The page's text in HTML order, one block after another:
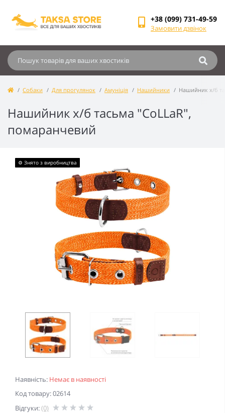
+38 (099) 731-49-59
Замовити дзвінок
Собаки Для прогулянок Амуніція Нашийники Нашийник х/б
Нашийник х/б тасьма "CoLLaR",
помаранчевий
Наявність: Немає в наявності
Код товару: 02614
Відгуки:(0)
⚙️ Знято з виробництва